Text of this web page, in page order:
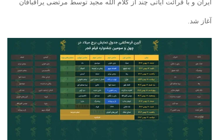
ایران و با قرائت آیاتی چند از کلام الله مجید توسط مرتضی یراقبافان
آغاز شد.